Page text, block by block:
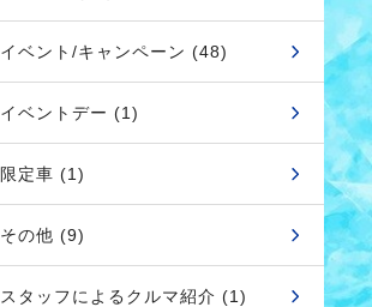
イベント/キャンペーン (48)
イベントデー (1)
限定車 (1)
その他 (9)
スタッフによるクルマ紹介 (1)